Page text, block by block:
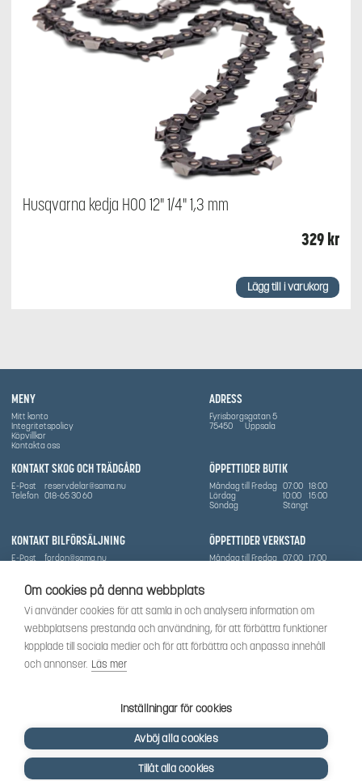
Om cookies på denna webbplats
Vi använder cookies för att samla in och analysera information om
webbplatsens prestanda och användning, för att förbättra funktioner
kopplade till sociala medier och för att förbättra och anpassa innehåll
och annonser. Läs mer
Inställningar för cookies
Avböj alla cookies
Tillåt alla cookies
Husqvarna kedja H00 12" 1/4" 1,3 mm
329kr
Lägg till i varukorg
MENY
Mitt konto
Integritetspolicy
Köpvillkor
Kontakta oss
ÖPPETTIDER BUTIK
Måndag till Fredag 07:00 18:00
Lördag
10:00
15:00
Söndag
Stängt
ÖPPETTIDER VERKSTAD
Måndag till Fredag 07:00 17:00
ADRESS
Fyrisborgsgatan 5
75450
Uppsala
KONTAKT SKOG OCH TRÄDGÅRD
E-Post
reservdelar@sama.nu
Telefon 018-65 30 60
KONTAKT BILFÖRSÄLJNING
E-Post
fordon@sama.nu
Vi har sedan 1970-talet levererat skog-och trädgårdsprodukter till Uppsala med omnejd. Vi
har idag även ett brett utbud av dessa produkter samt BRP:s produktsortiment, gällande
Can-Am, Sea-Doo.
Vi är certifierad serviceverkstad.
SOCIALT